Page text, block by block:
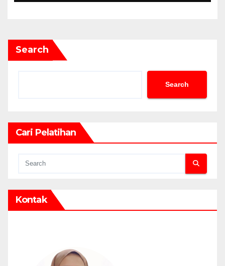
Search
Search
Cari Pelatihan
Kontak